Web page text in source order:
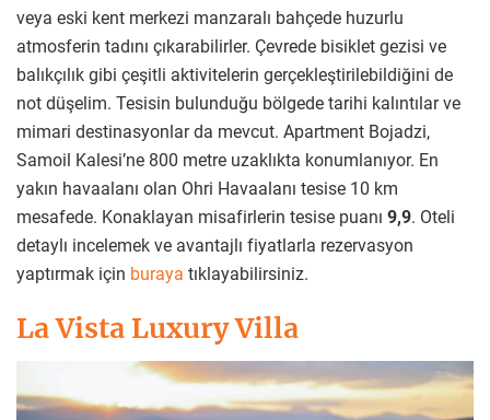
veya eski kent merkezi manzaralı bahçede huzurlu
atmosferin tadını çıkarabilirler. Çevrede bisiklet gezisi ve
balıkçılık gibi çeşitli aktivitelerin gerçekleştirilebildiğini de
not düşelim. Tesisin bulunduğu bölgede tarihi kalıntılar ve
mimari destinasyonlar da mevcut. Apartment Bojadzi,
Samoil Kalesi’ne 800 metre uzaklıkta konumlanıyor. En
yakın havaalanı olan Ohri Havaalanı tesise 10 km
mesafede. Konaklayan misafirlerin tesise puanı 9,9. Oteli
detaylı incelemek ve avantajlı fiyatlarla rezervasyon
yaptırmak için buraya tıklayabilirsiniz.
La Vista Luxury Villa